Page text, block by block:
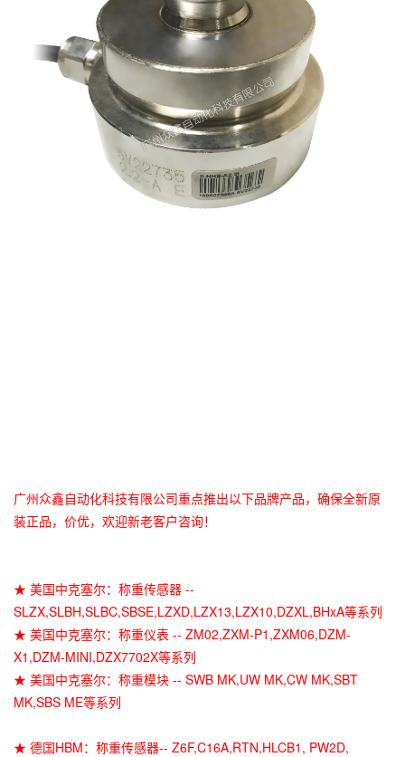
广州众鑫自动化科技有限公司重点推出以下品牌产品，确保全新原
装正品，价优，欢迎新老客户咨询！
★ 美国中克塞尔：称重传感器 --
SLZX,SLBH,SLBC,SBSE,LZXD,LZX13,LZX10,DZXL,BHxA等系列
★ 美国中克塞尔：称重仪表 -- ZM02,ZXM-P1,ZXM06,DZM-
X1,DZM-MINI,DZX7702X等系列
★ 美国中克塞尔：称重模块 -- SWB MK,UW MK,CW MK,SBT
MK,SBS ME等系列
★ 德国HBM：称重传感器-- Z6F,C16A,RTN,HLCB1, PW2D,